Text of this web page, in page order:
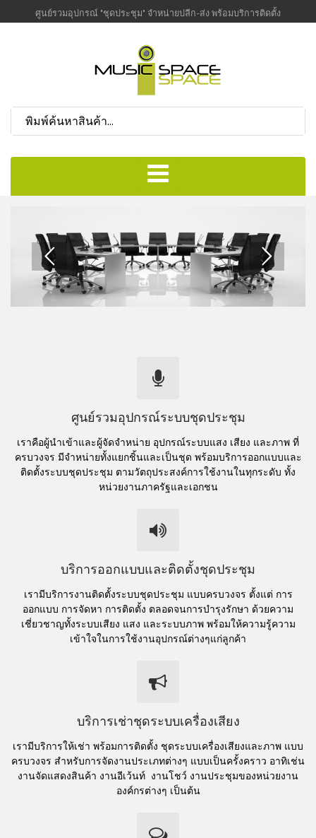
ศูนย์รวมอุปกรณ์ "ชุดประชุม" จำหน่ายปลีก-ส่ง พร้อมบริการติดตั้ง
ศูนย์รวมอุปกรณ์ระบบชุดประชุม
เราคือผู้นำเข้าและผู้จัดจำหน่าย อุปกรณ์ระบบแสง เสียง และภาพ ที่
ครบวงจร มีจำหน่ายทั้งแยกชิ้นและเป็นชุด พร้อมบริการออกแบบและ
ติดตั้งระบบชุดประชุม ตามวัตถุประสงค์การใช้งานในทุกระดับ ทั้ง
หน่วยงานภาครัฐและเอกชน
บริการออกแบบและติดตั้งชุดประชุม
เรามีบริการงานติดตั้งระบบชุดประชุม แบบครบวงจร ตั้งแต่ การ
ออกแบบ การจัดหา การติดตั้ง ตลอดจนการบำรุงรักษา ด้วยความ
เชี่ยวชาญทั้งระบบเสียง แสง และระบบภาพ พร้อมให้ความรู้ความ
เข้าใจในการใช้งานอุปกรณ์ต่างๆแก่ลูกค้า
บริการเช่าชุดระบบเครื่องเสียง
เรามีบริการให้เช่า พร้อมการติดตั้ง ชุดระบบเครื่องเสียงและภาพ แบบ
ครบวงจร สำหรับการจัดงานประเภทต่างๆ แบบเป็นครั้งคราว อาทิเช่น
งานจัดแสดงสินค้า งานอีเว้นท์ งานโชว์ งานประชุมของหน่วยงาน
องค์กรต่างๆ เป็นต้น